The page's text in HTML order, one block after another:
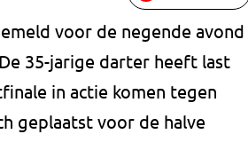
voor de negende avond
35-jarige darter heeft last
in actie komen tegen
geplaatst voor de halve